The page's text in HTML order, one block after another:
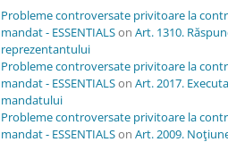
Probleme controversate privitoare la
mandat - ESSENTIALSon Art. 1310.
reprezentantului
Probleme controversate privitoare la
mandat - ESSENTIALSon Art. 2017.
mandatului
Probleme controversate privitoare la
mandat - ESSENTIALSon Art. 2009.